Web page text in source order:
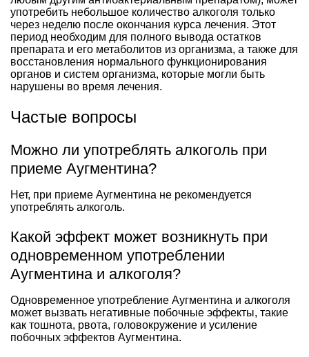
употребить небольшое количество алкоголя только
через неделю после окончания курса лечения. Этот
период необходим для полного вывода остатков
препарата и его метаболитов из организма, а также для
восстановления нормального функционирования
органов и систем организма, которые могли быть
нарушены во время лечения.
Частые вопросы
Можно ли употреблять алкоголь при
приеме Аугментина?
Нет, при приеме Аугментина не рекомендуется
употреблять алкоголь.
Какой эффект может возникнуть при
одновременном употреблении
Аугментина и алкоголя?
Одновременное употребление Аугментина и алкоголя
может вызвать негативные побочные эффекты, такие
как тошнота, рвота, головокружение и усиление
побочных эффектов Аугментина.